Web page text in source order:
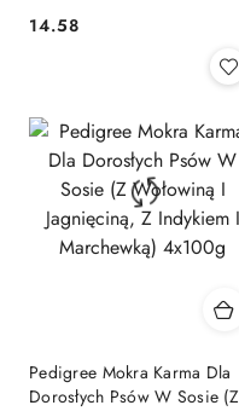
4x100g
Cena:
14.58
Pedigree Mokra Karma Dla
Dorosłych Psów W Sosie (Z